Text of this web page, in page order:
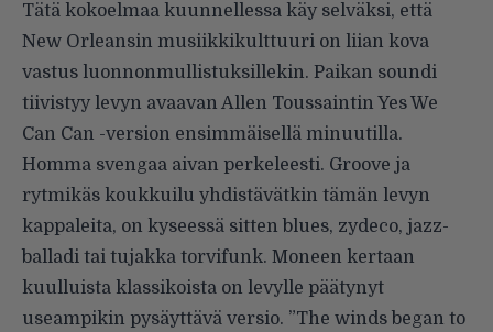
Tätä kokoelmaa kuunnellessa käy selväksi, että
New Orleansin musiikkikulttuuri on liian kova
vastus luonnonmullistuksillekin. Paikan soundi
tiivistyy levyn avaavan Allen Toussaintin Yes We
Can Can -version ensimmäisellä minuutilla.
Homma svengaa aivan perkeleesti. Groove ja
rytmikäs koukkuilu yhdistävätkin tämän levyn
kappaleita, on kyseessä sitten blues, zydeco, jazz-
balladi tai tujakka torvifunk. Moneen kertaan
kuulluista klassikoista on levylle päätynyt
useampikin pysäyttävä versio. ”The winds began to